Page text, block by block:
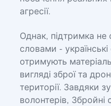
агресії.
Однак, підтримка
словами -
отримують
вигляді зброї та
території. Завдяки
волонтерів, Збройні